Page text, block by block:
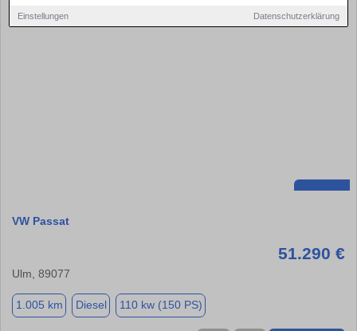
Einstellungen Datenschutzerklärung
VW Passat
51.290 €
Ulm, 89077
1.005 km Diesel 110 kw (150 PS)